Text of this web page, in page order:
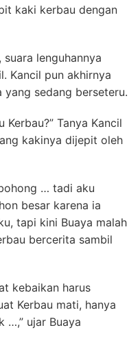
kaki kerbau dengan
lenguhannya
Kancil pun akhirnya
yang sedang berseteru.
Tanya Kancil
kakinya dijepit oleh
… tadi aku
besar karena ia
tapi kini Buaya malah
bercerita sambil
kebaikan harus
Kerbau mati, hanya
…,” ujar Buaya